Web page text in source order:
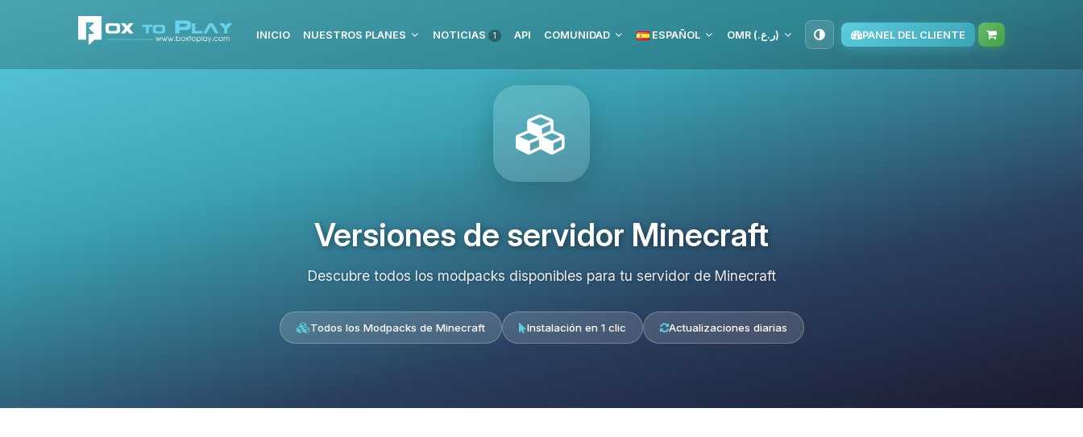
INICIO NUESTROS PLANES NOTICIAS 1 API COMUNIDAD ESPAÑOL OMR (ر.ع.‏) PANEL DEL CLIENTE
Versiones de servidor Minecraft
Descubre todos los modpacks disponibles para tu servidor de Minecraft
Todos los Modpacks de Minecraft Instalación en 1 clic Actualizaciones diarias